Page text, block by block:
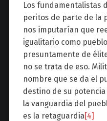
Los fundamentalistas
peritos de parte de la
nos imputarían que
igualitario como
presuntamente de
no se trata de eso.
nombre que se da el
destino de su
la vanguardia del
es la retaguardia [4]